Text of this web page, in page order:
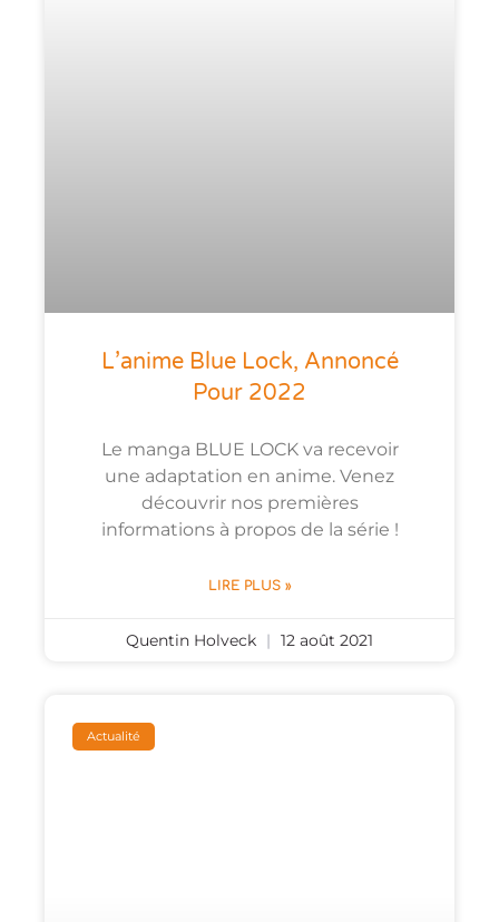
L’anime Blue Lock, Annoncé
Pour 2022
Le manga BLUE LOCK va recevoir
une adaptation en anime. Venez
découvrir nos premières
informations à propos de la série !
LIRE PLUS »
Quentin Holveck 12 août 2021
Actualité